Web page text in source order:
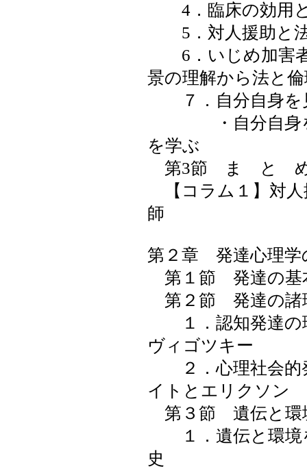
4．臨床の効用
5．対人援助と
6．いじめ加害者
景の理解から法と
７．自分自身を
・自分自身を
を学ぶ
第3節 ま と
【コラム１】対人
師
第２章 発達心理学
第１節 発達の基
第２節 発達の諸
１．認知発達の
ヴィゴツキー
２．心理社会的
イトとエリクソン
第３節 遺伝と環
１．遺伝と環境
史